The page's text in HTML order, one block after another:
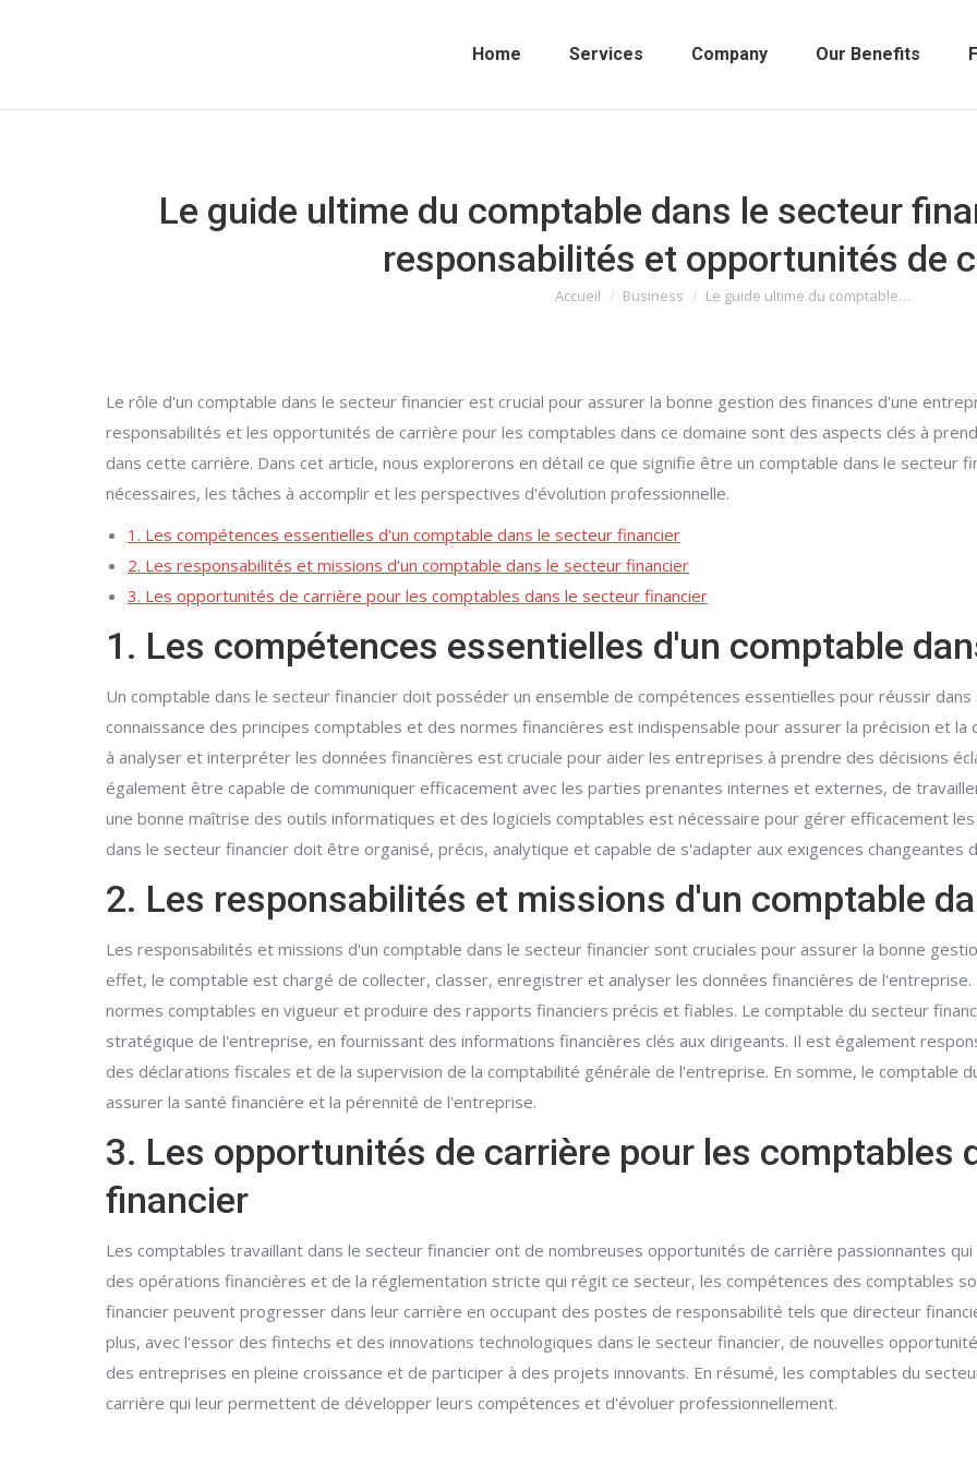
Home Services Company Our Benefits
Le guide ultime du comptable dans le secteur
responsabilités et opportunités de
Vous êtes ici :
Accueil Business Le guide ultime du comptable…
Le rôle d'un comptable dans le secteur financier est crucial pour assurer la bonne gestion des finances d'une
responsabilités et les opportunités de carrière pour les comptables dans ce domaine sont des aspects clés à
dans cette carrière. Dans cet article, nous explorerons en détail ce que signifie être un comptable dans le secteur
nécessaires, les tâches à accomplir et les perspectives d'évolution professionnelle.
1. Les compétences essentielles d'un comptable dans le secteur financier
2. Les responsabilités et missions d'un comptable dans le secteur financier
3. Les opportunités de carrière pour les comptables dans le secteur financier
1. Les compétences essentielles d'un comptable
Un comptable dans le secteur financier doit posséder un ensemble de compétences essentielles pour réussir
connaissance des principes comptables et des normes financières est indispensable pour assurer la précision et
à analyser et interpréter les données financières est cruciale pour aider les entreprises à prendre des décisions
également être capable de communiquer efficacement avec les parties prenantes internes et externes, de
une bonne maîtrise des outils informatiques et des logiciels comptables est nécessaire pour gérer efficacement
dans le secteur financier doit être organisé, précis, analytique et capable de s'adapter aux exigences changeantes
2. Les responsabilités et missions d'un comptable
Les responsabilités et missions d'un comptable dans le secteur financier sont cruciales pour assurer la bonne
effet, le comptable est chargé de collecter, classer, enregistrer et analyser les données financières de
normes comptables en vigueur et produire des rapports financiers précis et fiables. Le comptable du secteur
stratégique de l'entreprise, en fournissant des informations financières clés aux dirigeants. Il est également
des déclarations fiscales et de la supervision de la comptabilité générale de l'entreprise. En somme, le comptable
assurer la santé financière et la pérennité de l'entreprise.
3. Les opportunités de carrière pour les comptables
financier
Les comptables travaillant dans le secteur financier ont de nombreuses opportunités de carrière passionnantes
des opérations financières et de la réglementation stricte qui régit ce secteur, les compétences des comptables
financier peuvent progresser dans leur carrière en occupant des postes de responsabilité tels que directeur
plus, avec l'essor des fintechs et des innovations technologiques dans le secteur financier, de nouvelles
des entreprises en pleine croissance et de participer à des projets innovants. En résumé, les comptables du
carrière qui leur permettent de développer leurs compétences et d'évoluer professionnellement.